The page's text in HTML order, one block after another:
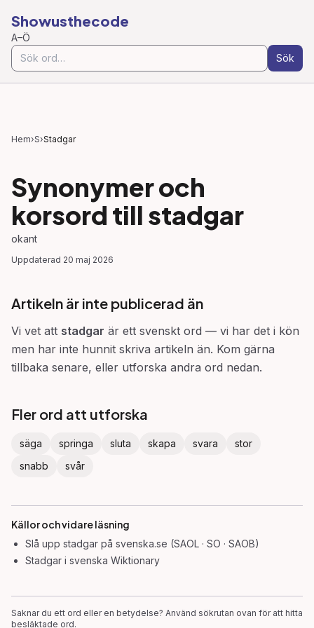
Showusthecode
A–Ö
Sök
Hem›S›Stadgar
Synonymer och
korsord till stadgar
okant
Uppdaterad 20 maj 2026
Artikeln är inte publicerad än
Vi vet att stadgar är ett svenskt ord — vi har det i kön
men har inte hunnit skriva artikeln än. Kom gärna
tillbaka senare, eller utforska andra ord nedan.
Fler ord att utforska
säga springa sluta skapa svara
stor
snabb
svår
Källor och vidare läsning
Slå upp stadgar på svenska.se (SAOL · SO · SAOB)
Stadgar i svenska Wiktionary
Saknar du ett ord eller en betydelse? Använd sökrutan ovan för att hitta
besläktade ord.